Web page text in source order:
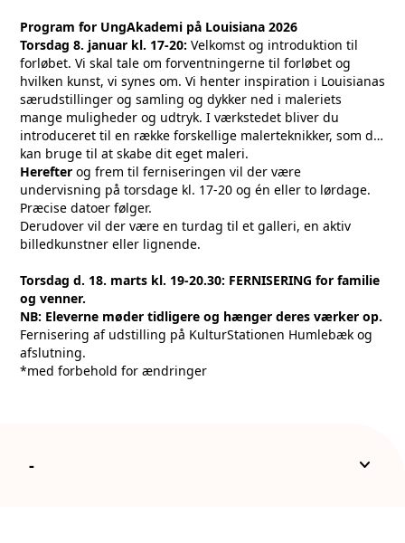
Program for UngAkademi på Louisiana 2026
Torsdag 8. januar kl. 17-20: Velkomst og introduktion til
forløbet. Vi skal tale om forventningerne til forløbet og
hvilken kunst, vi synes om. Vi henter inspiration i Louisianas
særudstillinger og samling og dykker ned i maleriets
mange muligheder og udtryk. I værkstedet bliver du
introduceret til en række forskellige malerteknikker, som du
kan bruge til at skabe dit eget maleri.
Herefter og frem til ferniseringen vil der være
undervisning på torsdage kl. 17-20 og én eller to lørdage.
Præcise datoer følger.
Derudover vil der være en turdag til et galleri, en aktiv
billedkunstner eller lignende.
Torsdag d. 18. marts kl. 19-20.30: FERNISERING for familie
og venner.
NB: Eleverne møder tidligere og hænger deres værker op.
Fernisering af udstilling på KulturStationen Humlebæk og
afslutning.
*med forbehold for ændringer
- keyboard_arrow_down